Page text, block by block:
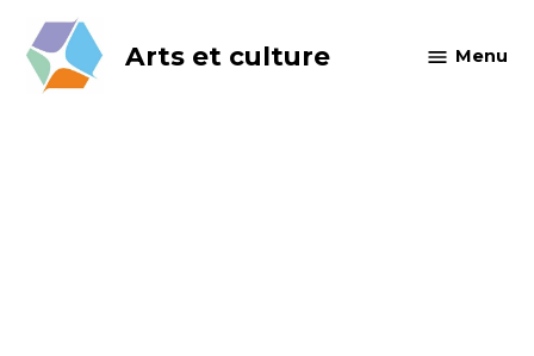
content
Arts et culture Menu